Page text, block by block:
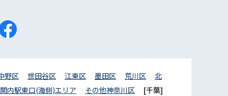
野区 世田谷区 江東区 墨田区 荒川区
北
関内駅東口(海側)エリア その他神奈川区 [千葉]